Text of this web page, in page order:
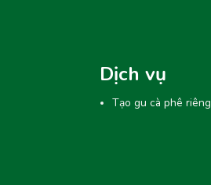
Dịch vụ
Tạo gu cà phê riêng